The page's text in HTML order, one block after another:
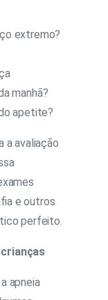
extremo?
manhã?
apetite?
a avaliação
e outros
perfeito.
apneia